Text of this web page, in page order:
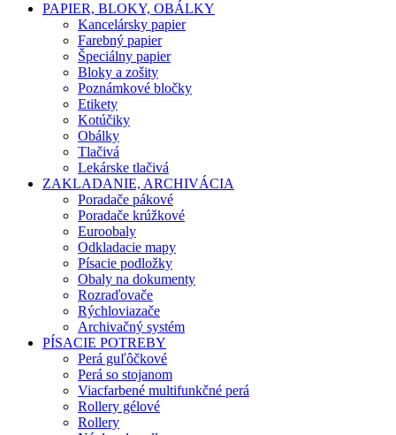
PAPIER, BLOKY, OBÁLKY
Kancelársky papier
Farebný papier
Špeciálny papier
Bloky a zošity
Poznámkové bločky
Etikety
Kotúčiky
Obálky
Tlačivá
Lekárske tlačivá
ZAKLADANIE, ARCHIVÁCIA
Poradače pákové
Poradače krúžkové
Euroobaly
Odkladacie mapy
Písacie podložky
Obaly na dokumenty
Rozraďovače
Rýchloviazače
Archivačný systém
PÍSACIE POTREBY
Perá guľôčkové
Perá so stojanom
Viacfarbené multifunkčné perá
Rollery gélové
Rollery